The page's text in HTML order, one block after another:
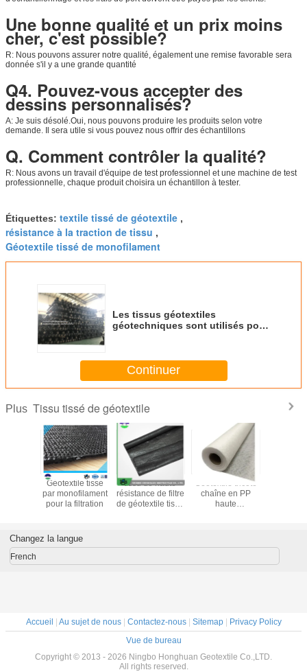
Nous vous
SOUMETTRE
Une bonne qualité et un prix moins
cher, c'est possible?
R: Nous pouvons assurer notre qualité, également une remise favorable sera
donnée s'il y a une grande quantité
Q4. Pouvez-vous accepter des
dessins personnalisés?
A: Je suis désolé. Oui, nous pouvons produire les produits selon votre
demande. Il sera utile si vous pouvez nous offrir des échantillons
Q. Comment contrôler la qualité?
R: Nous avons un travail d'équipe de test professionnel et une machine de test
professionnelle, chaque produit choisira un échantillon à tester.
Étiquettes: textile tissé de géotextile ,
résistance à la traction de tissu ,
Géotextile tissé de monofilament
Les tissus géotextiles
géotechniques sont utilisés pour
Continuer
Plus Tissu tissé de géotextile
Géotextile tissé
par monofilament
pour la filtration
tissu de haute
résistance de filtre
de géotextile tissé
Géotextile tricoté
chaîne en PP
haute
par tous les
Changez la langue
French
Accueil | Au sujet de nous| Contactez-nous| Sitemap| Privacy Policy
Vue de bureau
Copyright © 2013 - 2026 Ningbo Honghuan Geotextile Co.,LTD.
All rights reserved.